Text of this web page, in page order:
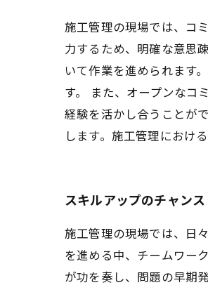
施工管理の現場では、コ
力するため、明確な意思
いて作業を進められます
す。 また、オープンなコ
経験を活かし合うことが
します。施工管理におけ
スキルアップのチャン
施工管理の現場では、日
を進める中、チームワー
が功を奏し、問題の早期